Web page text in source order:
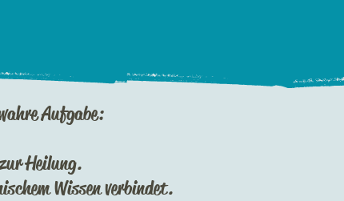
Aufgabe:
Heilung.
Wissen verbindet.